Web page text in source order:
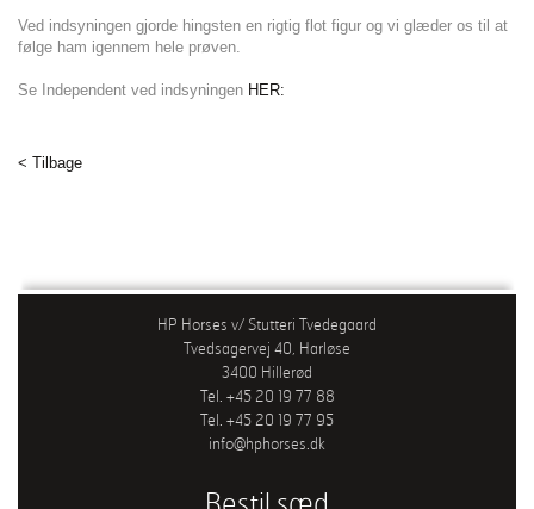
Ved indsyningen gjorde hingsten en rigtig flot figur og vi glæder os til at
følge ham igennem hele prøven.
Se Independent ved indsyningen HER:
< Tilbage
HP Horses v/ Stutteri Tvedegaard
Tvedsagervej 40, Harløse
3400 Hillerød
Tel. +45 20 19 77 88
Tel. +45 20 19 77 95
info@hphorses.dk